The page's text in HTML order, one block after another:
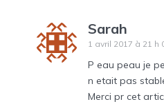
Sarah
1 avril 2017 à 21 h
P eau peau je
n etait pas
Merci pr cet